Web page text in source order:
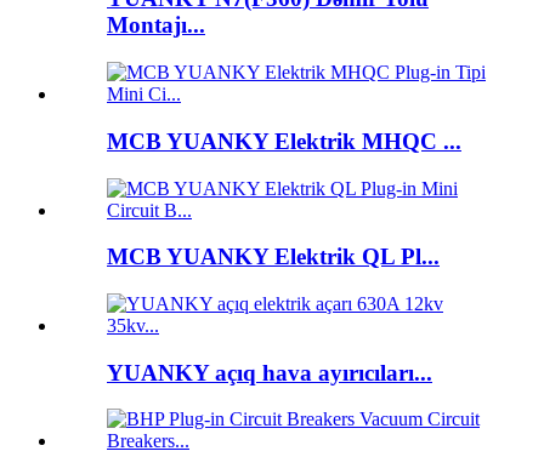
Montajı...
MCB YUANKY Elektrik MHQC ...
MCB YUANKY Elektrik QL Pl...
YUANKY açıq hava ayırıcıları...